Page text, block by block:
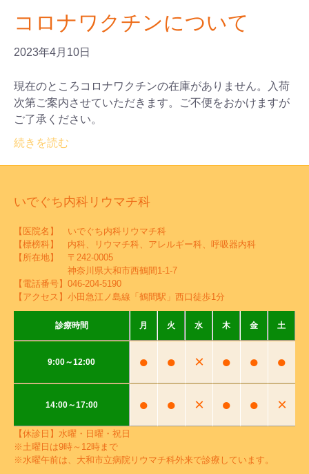
コロナワクチンについて
2023年4月10日
現在のところコロナワクチンの在庫がありません。入荷
次第ご案内させていただきます。ご不便をおかけますが
ご了承ください。
続きを読む
いでぐち内科リウマチ科
【医院名】 いでぐち内科リウマチ科
【標榜科】 内科、リウマチ科、アレルギー科、呼吸器内科
【所在地】 〒242-0005
神奈川県大和市西鶴間1-1-7
【電話番号】 046-204-5190
【アクセス】小田急江ノ島線「鶴間駅」西口徒歩1分
診療時間 月 火 水 木 金 土
9:00～12:00 ● ● × ● ● ●
14:00～17:00 ● ● × ● ● ×
【休診日】水曜・日曜・祝日
※土曜日は9時～12時まで
※水曜午前は、大和市立病院リウマチ科外来で診療しています。